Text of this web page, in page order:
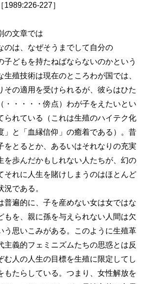
227］
文章では
、なぜそうまでして自分の
子どもを持たねばならないのかという
生殖技術は現在のところわが国では、
その適用を受けられるが、彼らはひた
・・・・・傍点）わが子をえたいとい
られている（これは生殖のハイテク化
」と「血縁信仰」の癒着である）。昔
をとるとか、あるいはそれなりの充実
を歩んだかもしれない人たちが、幻の
それに人生を賭けしまうのはほとんど
である。
遍的に、子を産めない女は女ではな
もを、親に孫を与えられない人間は欠
う思いこみがある。このように生殖革
主義的フェミニズムたちの思惑とは反
む人の人生の目標を生殖に限定してし
もたらしている。つまり、女性解放を